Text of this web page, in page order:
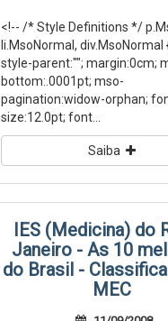
<!-- /* Style Definitions */
li.MsoNormal, div.MsoNormal
style-parent:""; margin:0cm;
bottom:.0001pt; mso-
pagination:widow-orphan;
size:12.0pt; font...
Saiba
IES (Medicina) do
Janeiro - As 10
do Brasil -
MEC